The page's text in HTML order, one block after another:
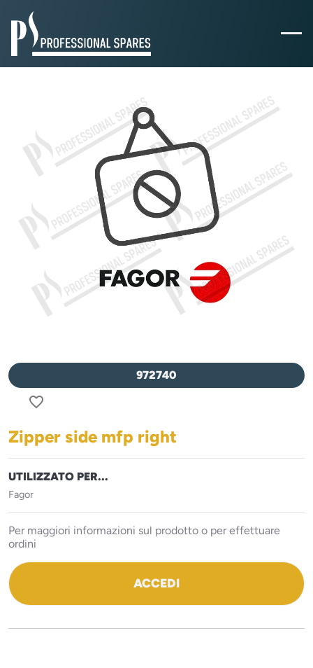
972740
favorite_border
Zipper side mfp right
UTILIZZATO PER...
Fagor
Per maggiori informazioni sul prodotto o per effettuare
ordini
ACCEDI